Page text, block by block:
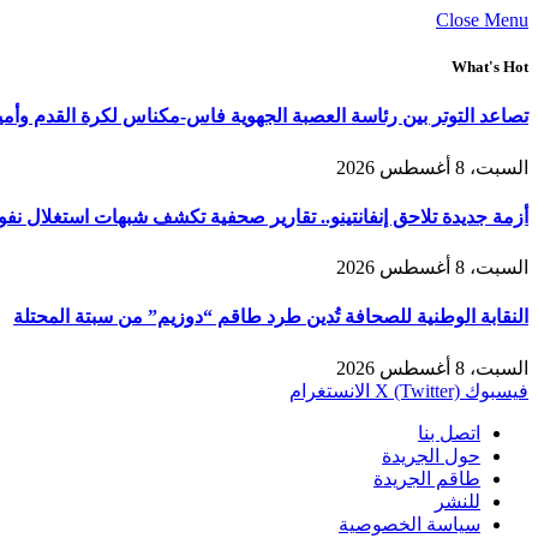
Close Menu
What's Hot
تصاعد التوتر بين رئاسة العصبة الجهوية فاس-مكناس لكرة القدم
السبت، 8 أغسطس 2026
أزمة جديدة تلاحق إنفانتينو.. تقارير صحفية تكشف شبهات استغلال
السبت، 8 أغسطس 2026
النقابة الوطنية للصحافة تُدين طرد طاقم “دوزيم” من سبتة المحتلة
السبت، 8 أغسطس 2026
فيسبوك X (Twitter) الانستغرام
اتصل بنا
حول الجريدة
طاقم الجريدة
للنشر
سياسة الخصوصية